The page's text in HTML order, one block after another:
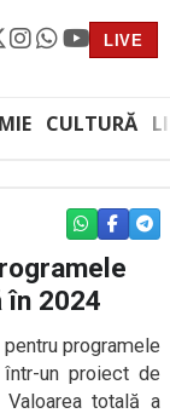
LIVE
CULTURĂ
WHATSAPP
în 2024
programele
un proiect de
totală a